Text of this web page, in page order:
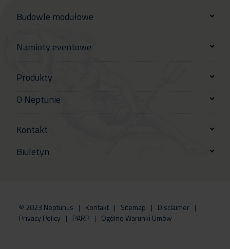
Budowle modułowe
Namioty eventowe
Produkty
O Neptunie
Kontakt
Biuletyn
© 2023 Neptunus Kontakt Sitemap
Disclaimer
Privacy Policy
PARP Ogólne Warunki Umów